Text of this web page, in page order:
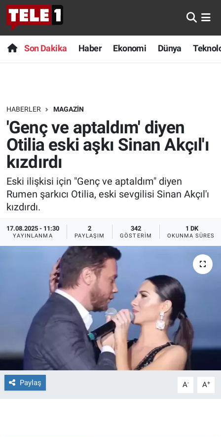
Son Dakika Haber Ekonomi Dünya
HABERLER MAGAZIN
'Genç ve aptaldım' diyen
Otilia eski aşkı Sinan Akçıl'ı
kızdırdı
Eski ilişkisi için "Genç ve aptaldım" diyen
Rumen şarkıcı Otilia, eski sevgilisi Sinan Akçıl'ı
kızdırdı.
17.08.2025 - 11:30
YAYINLANMA
2
PAYLAŞIM
342
GÖSTERIM
1 DK
OKUNMA SÜRESI
Paylaş A- A+
Anında Manşet
Başka Sohbetler
Bilim turu
Bilim ve Teknoloji Evreni
Doğa Konuşuyor
Dünya
Ege Saati
Ege'den Esintiler
Eğitim
Eğlence
Ekonomi
Forum
Gerçeğin İzinde
Gün Başlıyor
Son Dakika
Haber
Dünya
Teknoloji
Sağlık
Spor
Yayın Akışı
İletişim
Nöbetçi Eczaneler
Hava Durumu
Trafik Durumu
Süper Lig Puan Durumu ve Fikstür
Tüm Manşetler
Son Dakika Haberleri
Haber Arşivi